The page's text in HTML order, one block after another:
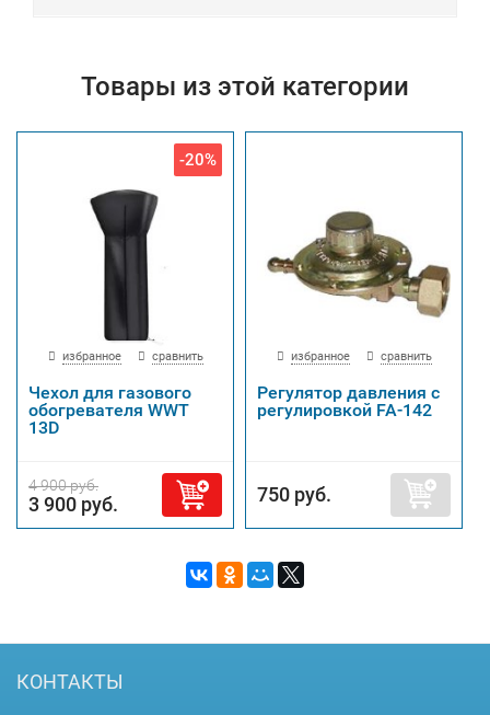
Товары из этой категории
-20%
избранное сравнить
Чехол для газового
обогревателя WWT
13D
4 900 руб.
3 900 руб.
избранное сравнить
Регулятор давления с
регулировкой FA-142
750 руб.
КОНТАКТЫ